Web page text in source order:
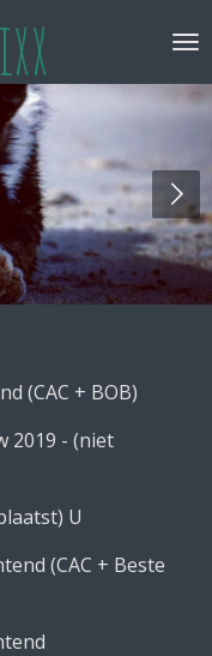
(CAC + BOB)
2019 - (niet
U
(CAC + Beste